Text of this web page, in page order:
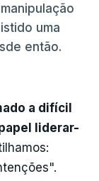
uma
então.
a difícil
liderar-